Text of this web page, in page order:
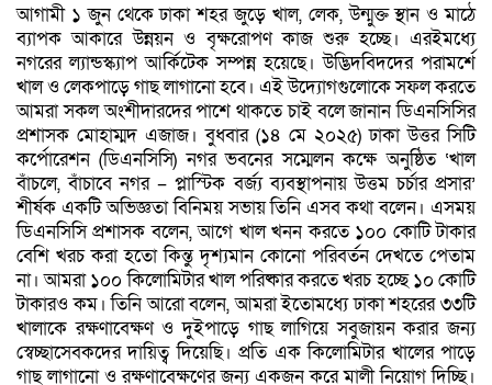
আগামী ১ জুন থেকে ঢাকা শহর জুড়ে খাল, লেক, উন্মুক্ত স্থান ও মাঠে
ব্যাপক আকারে উন্নয়ন ও বৃক্ষরোপণ কাজ শুরু হচ্ছে। এরইমধ্যে
নগরের ল্যান্ডস্ক্যাপ আর্কিটেক সম্পন্ন হয়েছে। উদ্ভিদবিদদের পরামর্শে
খাল ও লেকপাড়ে গাছ লাগানো হবে। এই উদ্যোগগুলোকে সফল করতে
আমরা সকল অংশীদারদের পাশে থাকতে চাই বলে জানান ডিএনসিসির
প্রশাসক মোহাম্মদ এজাজ। বুধবার (১৪ মে ২০২৫) ঢাকা উত্তর সিটি
কর্পোরেশন (ডিএনসিসি) নগর ভবনের সম্মেলন কক্ষে অনুষ্ঠিত ‘খাল
বাঁচলে, বাঁচাবে নগর – প্লাস্টিক বর্জ্য ব্যবস্থাপনায় উত্তম চর্চার প্রসার’
শীর্ষক একটি অভিজ্ঞতা বিনিময় সভায় তিনি এসব কথা বলেন। এসময়
ডিএনসিসি প্রশাসক বলেন, আগে খাল খনন করতে ১০০ কোটি টাকার
বেশি খরচ করা হতো কিন্তু দৃশ্যমান কোনো পরিবর্তন দেখতে পেতাম
না। আমরা ১০০ কিলোমিটার খাল পরিষ্কার করতে খরচ হচ্ছে ১০ কোটি
টাকারও কম। তিনি আরো বলেন, আমরা ইতোমধ্যে ঢাকা শহরের ৩৩টি
খালাকে রক্ষণাবেক্ষণ ও দুইপাড়ে গাছ লাগিয়ে সবুজায়ন করার জন্য
স্বেচ্ছাসেবকদের দায়িত্ব দিয়েছি। প্রতি এক কিলোমিটার খালের পাড়ে
গাছ লাগানো ও রক্ষণাবেক্ষণের জন্য একজন করে মালী নিয়োগ দিচ্ছি।